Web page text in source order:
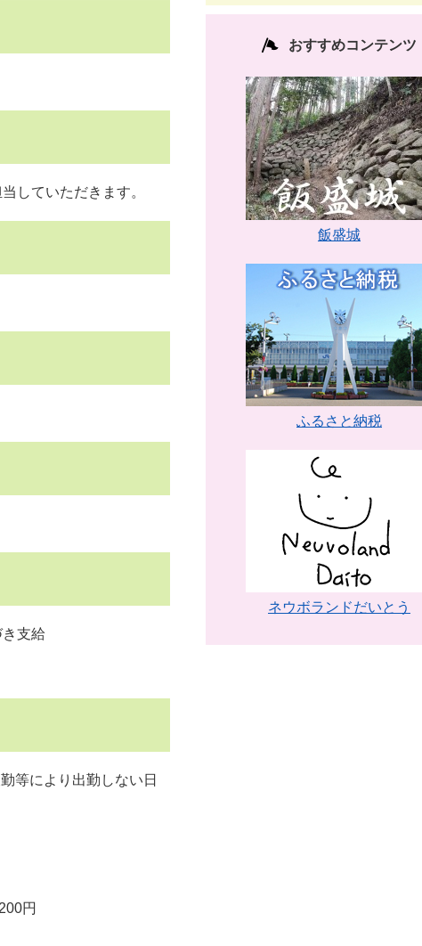
していただきます。
支給
等により出勤しない日
円
おすすめコンテンツ
飯盛城
ふるさと納税
ネウボランドだいとう